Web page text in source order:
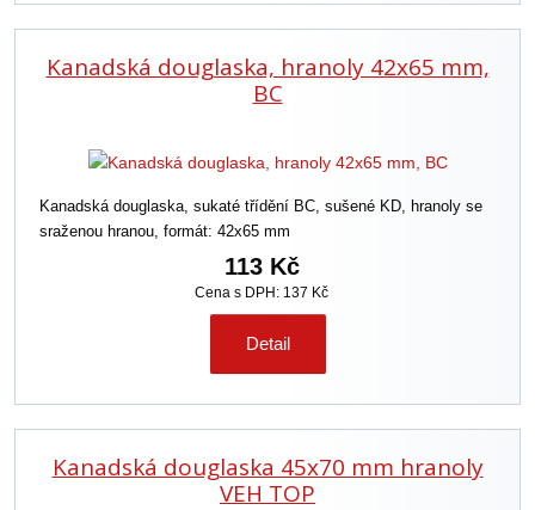
Kanadská douglaska, hranoly 42x65 mm,
BC
Kanadská douglaska, sukaté třídění BC, sušené KD, hranoly se
sraženou hranou, formát: 42x65 mm
113 Kč
Cena s DPH: 137 Kč
Detail
Kanadská douglaska 45x70 mm hranoly
VEH TOP